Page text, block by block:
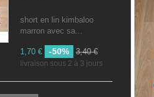
short en lin kimbaloo
marron avec sa...
1,70 € -50% 3,40 €
livraison sous 2 à 3 jours